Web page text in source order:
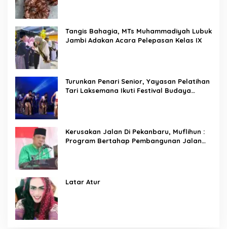
Tangis Bahagia, MTs Muhammadiyah Lubuk
Jambi Adakan Acara Pelepasan Kelas IX
Turunkan Penari Senior, Yayasan Pelatihan
Tari Laksemana Ikuti Festival Budaya
Kerusakan Jalan Di Pekanbaru, Muflihun :
Program Bertahap Pembangunan Jalan
Latar Atur